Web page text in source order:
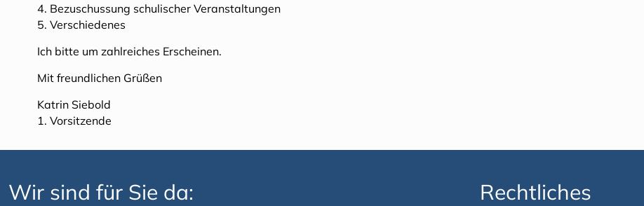
4. Bezuschussung schulischer Veranstaltungen
5. Verschiedenes
Ich bitte um zahlreiches Erscheinen.
Mit freundlichen Grüßen
Katrin Siebold
1. Vorsitzende
Wir sind für Sie da: Rechtliches